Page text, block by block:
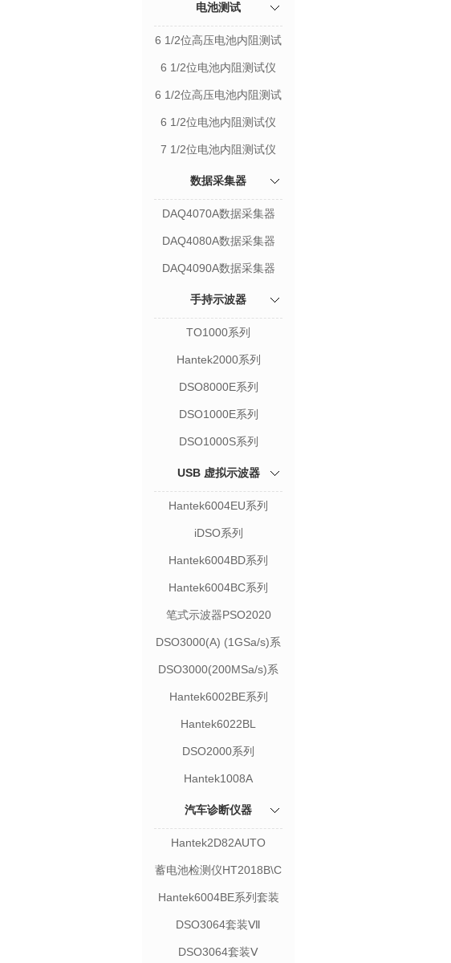
电池测试
6 1/2位高压电池内阻测试
仪HBT4000系列
6 1/2位电池内阻测试仪
HBT4000系列
6 1/2位高压电池内阻测试
仪HBT3000系列
6 1/2位电池内阻测试仪
HBT3000系列
7 1/2位电池内阻测试仪
数据采集器
DAQ4070A数据采集器
DAQ4080A数据采集器
DAQ4090A数据采集器
手持示波器
TO1000系列
Hantek2000系列
DSO8000E系列
DSO1000E系列
DSO1000S系列
USB 虚拟示波器
Hantek6004EU系列
iDSO系列
Hantek6004BD系列
Hantek6004BC系列
笔式示波器PSO2020
DSO3000(A) (1GSa/s)系
DSO3000(200MSa/s)系
Hantek6002BE系列
Hantek6022BL
DSO2000系列
Hantek1008A
汽车诊断仪器
Hantek2D82AUTO
蓄电池检测仪HT2018B\C
Hantek6004BE系列套装
DSO3064套装Ⅶ
DSO3064套装Ⅴ